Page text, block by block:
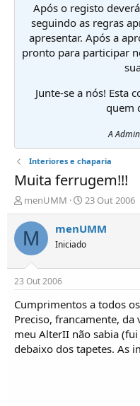
Após o registo
seguindo as regras
apresentar. Após a
pronto para participar
Junte-se a nós! Esta
quem
A
Interiores e chaparia
Muita ferrugem!!!
I
n
i
c
i
d
o
r
e
T
ó
menUMM
D
a
t
d
í
i
o
23 Out 2006
M menUMM
Iniciado
23 Out 2006
Cumprimentos a todos
Preciso, francamente,
meu AlterII não sabia
debaixo dos tapetes. As